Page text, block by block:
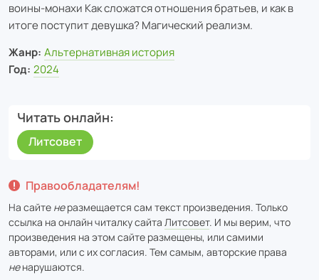
воины-монахи Как сложатся отношения братьев, и как в
итоге поступит девушка? Магический реализм.
Жанр: Альтернативная история
Год: 2024
Читать онлайн
Литсовет
Правообладателям!
На сайте неразмещается сам текст произведения. Только
ссылка на онлайн читалку сайта Литсовет. И мы верим, что
произведения на этом сайте размещены, или самими
авторами, или с их согласия. Тем самым, авторские права
ненарушаются.